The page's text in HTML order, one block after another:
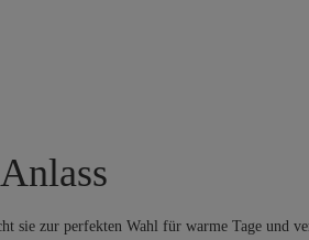
sie zur perfekten Wahl für warme Tage und